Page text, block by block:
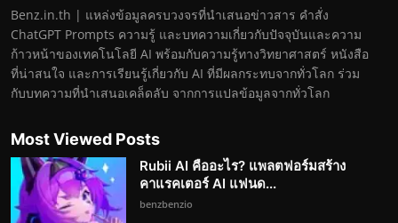
Benz.in.th | แหล่งข้อมูลครบวงจรที่นำเสนอข่าวสาร คำสั่ง
ChatGPT Prompts ความรู้ และบทความเกี่ยวกับปัจจุบันและความ
ก้าวหน้าของเทคโนโลยี AI พร้อมกับความรู้ทางวิทยาศาสตร์ หนังสือ
ที่น่าสนใจ และการเรียนรู้เกี่ยวกับ AI ที่มีผลกระทบจากทั่วโลก ร่วม
กับบทความที่นำเสนอเคล็ดลับ จากการแปลข้อมูลจากทั่วโลก
Most Viewed Posts
Rubii AI คืออะไร? แพลตฟอร์มสร้าง
คาแรคเตอร์ AI แฟนด...
benzbenzio